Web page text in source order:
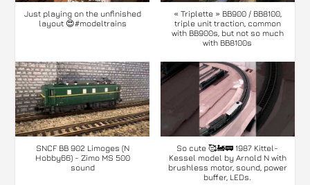
Just playing on the unfinished
layout 😍#modeltrains
« Triplette » BB900 / BB8100,
triple unit traction, common
with BB900s, but not so much
with BB8100s
SNCF BB 902 Limoges (N
Hobby66) - Zimo MS 500
sound
So cute 🥰🚂🚃 1987 Kittel-
Kessel model by Arnold N with
brushless motor, sound, power
buffer, LEDs.